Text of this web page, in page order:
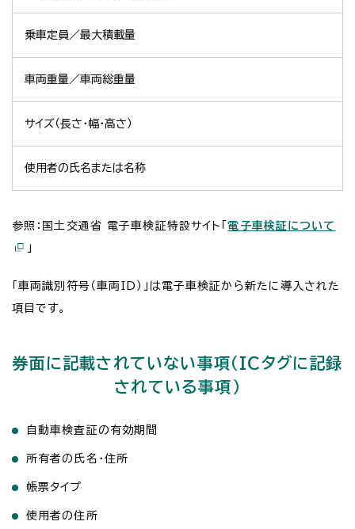
乗車定員／最大積載量
車両重量／車両総重量
サイズ（長さ・幅・高さ）
使用者の氏名または名称
参照：国土交通省 電子車検証特設サイト「電子車検証について
」
「車両識別符号（車両ID）」は電子車検証から新たに導入された
項目です。
券面に記載されていない事項（ICタグに記録
されている事項）
自動車検査証の有効期間
所有者の氏名・住所
帳票タイプ
使用者の住所